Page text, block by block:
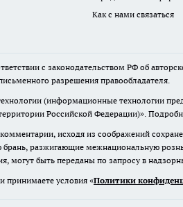
Как с нами связаться
с законодательством РФ об
разрешения правообладателя.
(информационные технологии
Российской Федерации)».
исходя из соображений
разжигающие межнациональную
могут быть переданы по запросу в
принимаете условия «Политики